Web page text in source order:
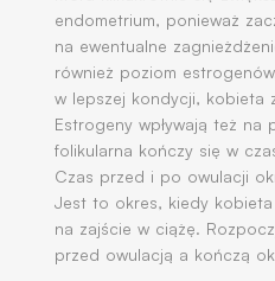
endometrium, ponieważ
na ewentualne
również poziom
w lepszej kondycji, kobieta
Estrogeny wpływają też na
folikularna kończy się w
Czas przed i po owulacji
Jest to okres, kiedy kobieta
na zajście w ciążę.
przed owulacją a kończą